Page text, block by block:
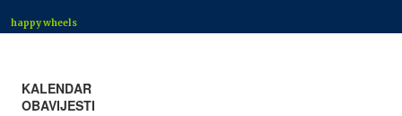
happy wheels
KALENDAR
OBAVIJESTI